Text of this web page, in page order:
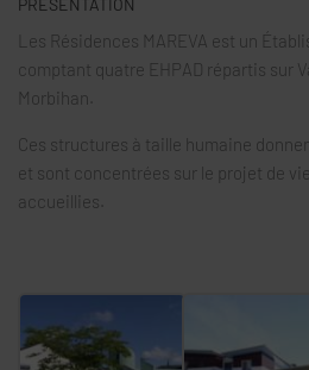
Les Résidences MAREVA est un
comptant quatre EHPAD répartis sur
Morbihan.
Ces structures à taille humaine
et sont concentrées sur le projet de
accueillies.